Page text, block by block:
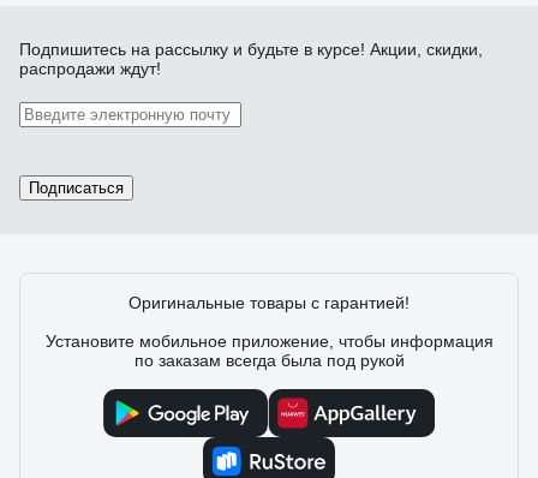
Подпишитесь на рассылку и будьте в курсе! Акции, скидки,
распродажи ждут!
Подписаться
Оригинальные товары с гарантией!
Установите мобильное приложение, чтобы информация
по заказам всегда была под рукой